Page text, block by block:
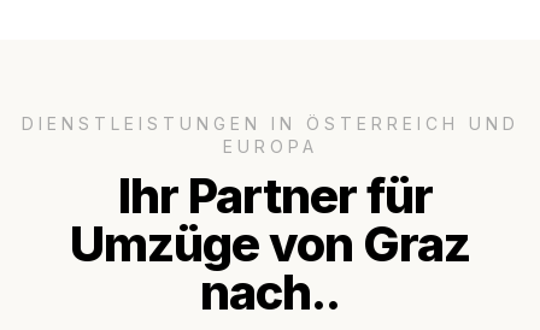
DIENSTLEISTUNGEN IN ÖSTERREICH UND
EUROPA
Ihr Partner für
Umzüge von Graz
nach..